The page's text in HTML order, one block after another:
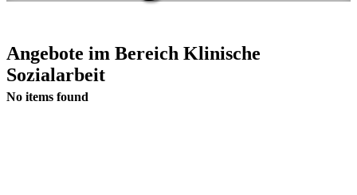
Angebote im Bereich Klinische
Sozialarbeit
No items found